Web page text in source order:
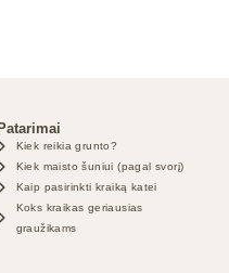
Patarimai
Kiek reikia grunto?
Kiek maisto šuniui (pagal svorį)
Kaip pasirinkti kraiką katei
Koks kraikas geriausias
graužikams